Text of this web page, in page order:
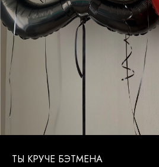
ТЫ КРУЧЕ БЭТМЕНА